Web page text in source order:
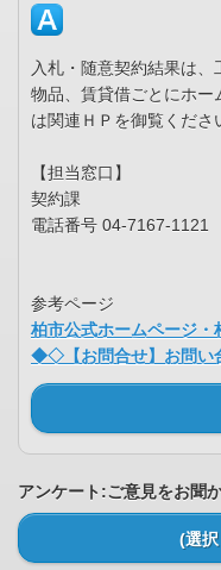
入札・随意契約結果は、
物品、賃貸借ごとにホー
は関連ＨＰを御覧くださ
【担当窓口】
契約課
電話番号 04-7167-1121
参考ページ
柏市公式ホームページ・
◆◇【お問合せ】お問
アンケート:ご意見をお聞
(選